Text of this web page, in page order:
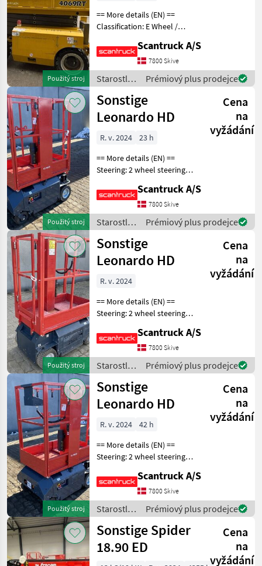
Použitý stroj
== More details (EN) ==
Classification: E Wheel /
automatic leveling Wheel
front type: Massive hjul, str.
30x66 Wheel rear type: Ma
Scantruck A/S
7800 Skive
Starostlivosť
o stromy /
Sonstige
Prémiový plus prodejce
Použitý stroj
Sonstige
Leonardo HD
Cena
na
vyžádání
R. v. 2024
23 h
== More details (EN) ==
Steering: 2 wheel steering
marking tires Wheel rear
type: Non-marking tires
Lifting speed up/down
(sek.): 16/21 Plat
Scantruck A/S
7800 Skive
Starostlivosť
o stromy /
Sonstige
Prémiový plus prodejce
Použitý stroj
Sonstige
Leonardo HD
Cena
na
vyžádání
R. v. 2024
== More details (EN) ==
Steering: 2 wheel steering
marking tires Wheel rear
type: Non-marking tires
Lifting speed up/down
(sek.): 16/21 Plat
Scantruck A/S
7800 Skive
Starostlivosť
o stromy /
Sonstige
Prémiový plus prodejce
Použitý stroj
Sonstige
Leonardo HD
Cena
na
vyžádání
R. v. 2024
42 h
== More details (EN) ==
Steering: 2 wheel steering
marking tires Wheel rear
type: Non-marking tires
Lifting speed up/down
(sek.): 16/21 Plat
Scantruck A/S
7800 Skive
Starostlivosť
o stromy /
Sonstige
Prémiový plus prodejce
Sonstige Spider
18.90 ED
Cena
na
vyžádání